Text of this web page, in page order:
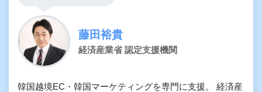
藤田裕貴
経済産業省 認定支援機関
韓国越境EC・韓国マーケティングを専門に支援。 経済産